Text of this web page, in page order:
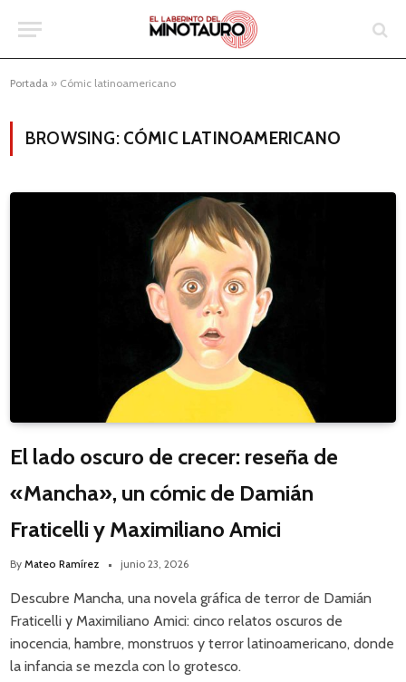
Portada » Cómic latinoamericano
BROWSING: CÓMIC LATINOAMERICANO
El lado oscuro de crecer: reseña de
«Mancha», un cómic de Damián
Fraticelli y Maximiliano Amici
By Mateo Ramírez junio 23, 2026
Descubre Mancha, una novela gráfica de terror de Damián
Fraticelli y Maximiliano Amici: cinco relatos oscuros de
inocencia, hambre, monstruos y terror latinoamericano, donde
la infancia se mezcla con lo grotesco.